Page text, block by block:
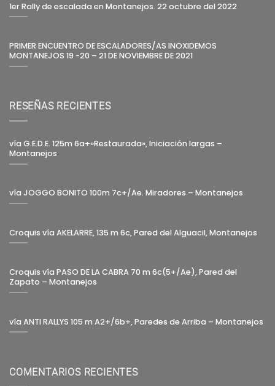
1er Rally de escalada en Montanejos. 22 octubre del 2022
PRIMER ENCUENTRO DE ESCALADORES/AS INOXIDEMOS
MONTANEJOS 19 -20 – 21 DE NOVIEMBRE DE 2021
RESEÑAS RECIENTES
vía G.E.D.E. 125m 6a+»Restaurada», Iniciación largas –
Montanejos
vía JOGGO BONITO 100m 7c+/Ae. Miradores – Montanejos
Croquis vía AKELARRE, 135 m 6c, Pared del Alguacil, Montanejos
Croquis vía PASO DE LA CABRA 70 m 6c(5+/Ae), Pared del
Zapato – Montanejos
vía ANTI RALLYS 105 m A2+/6b+, Paredes de Arriba – Montanejos
COMENTARIOS RECIENTES